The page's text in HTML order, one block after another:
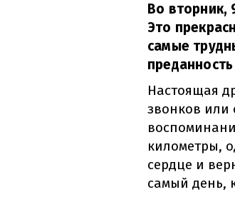
Во вторник,
Это
самые
Настоящая
звонков или
километры,
сердце и
самый день,